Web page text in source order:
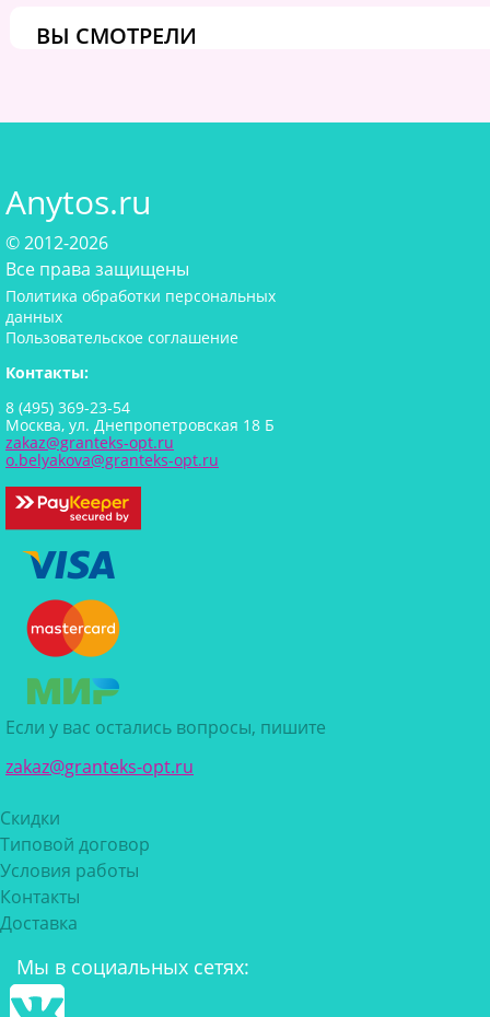
ВЫ СМОТРЕЛИ
Anytos.ru
© 2012-2026
Все права защищены
Политика обработки персональных
данных
Пользовательское соглашение
Контакты:
8 (495) 369-23-54
Москва, ул. Днепропетровская 18 Б
zakaz@granteks-opt.ru
o.belyakova@granteks-opt.ru
Если у вас остались вопросы, пишите
zakaz@granteks-opt.ru
Скидки
Типовой договор
Условия работы
Контакты
Доставка
Мы в социальных сетях: